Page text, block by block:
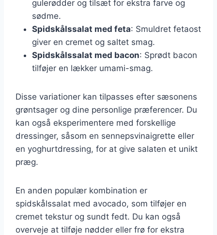
gulerødder og tilsæt for ekstra farve og
sødme.
Spidskålssalat med feta: Smuldret fetaost
giver en cremet og saltet smag.
Spidskålssalat med bacon: Sprødt bacon
tilføjer en lækker umami-smag.
Disse variationer kan tilpasses efter sæsonens
grøntsager og dine personlige præferencer. Du
kan også eksperimentere med forskellige
dressinger, såsom en sennepsvinaigrette eller
en yoghurtdressing, for at give salaten et unikt
præg.
En anden populær kombination er
spidskålssalat med avocado, som tilføjer en
cremet tekstur og sundt fedt. Du kan også
overveje at tilføje nødder eller frø for ekstra